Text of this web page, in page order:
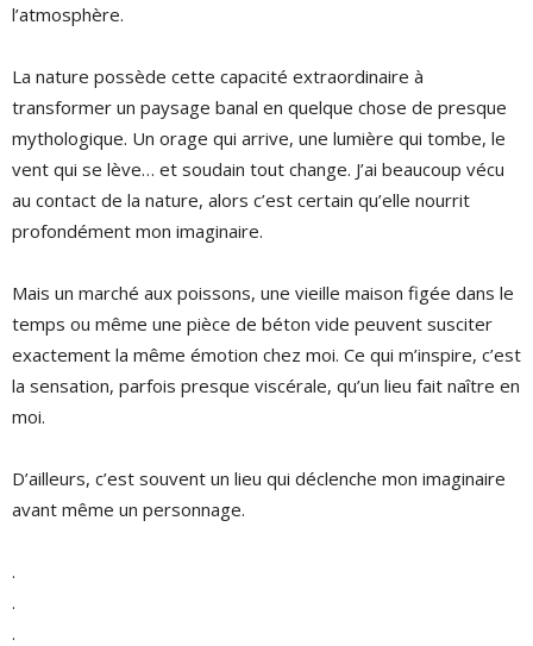
l’atmosphère.
La nature possède cette capacité extraordinaire à
transformer un paysage banal en quelque chose de presque
mythologique. Un orage qui arrive, une lumière qui tombe, le
vent qui se lève… et soudain tout change. J’ai beaucoup vécu
au contact de la nature, alors c’est certain qu’elle nourrit
profondément mon imaginaire.
Mais un marché aux poissons, une vieille maison figée dans le
temps ou même une pièce de béton vide peuvent susciter
exactement la même émotion chez moi. Ce qui m’inspire, c’est
la sensation, parfois presque viscérale, qu’un lieu fait naître en
moi.
D’ailleurs, c’est souvent un lieu qui déclenche mon imaginaire
avant même un personnage.
.
.
.